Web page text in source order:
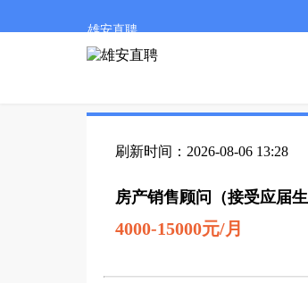
雄安直聘
刷新时间：2026-08-06 13:28
房产销售顾问（接受应届生
4000-15000元/月